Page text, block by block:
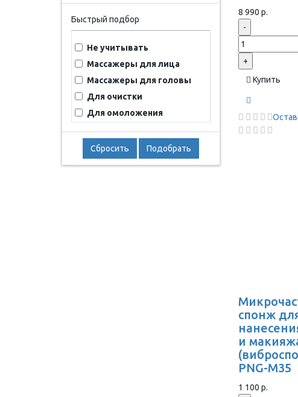
Быстрый подбор
Не учитывать
Массажеры для лица
Массажеры для головы
Для очистки
Для омоложения
Сбросить Подобрать
8 990 р.
-
+
Купить
спонж
и
PNG-M35
1 100 р.